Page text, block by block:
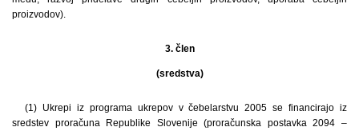
proizvodov).
3. člen
(sredstva)
(1) Ukrepi iz programa ukrepov v čebelarstvu 2005 se financirajo iz
sredstev proračuna Republike Slovenije (proračunska postavka 2094 –